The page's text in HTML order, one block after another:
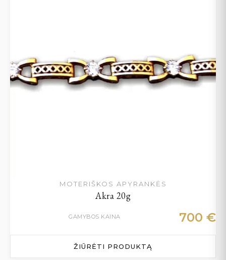
MOTERIŠKOS APYRANKĖS
Akra 20g
GAMYBOS KAINA 700 €
ŽIŪRĖTI PRODUKTĄ